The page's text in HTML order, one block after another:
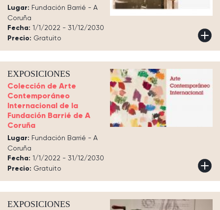
Lugar: Fundación Barrié - A
Coruña
Fecha: 1/1/2022 - 31/12/2030
Precio: Gratuito
EXPOSICIONES
Colección de Arte
Contemporáneo
Internacional de la
Fundación Barrié de A
Coruña
Lugar: Fundación Barrié - A
Coruña
Fecha: 1/1/2022 - 31/12/2030
Precio: Gratuito
EXPOSICIONES